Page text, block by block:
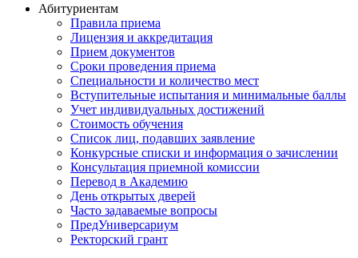
Абитуриентам
Правила приема
Лицензия и аккредитация
Прием документов
Сроки проведения приема
Специальности и количество мест
Вступительные испытания и минимальные баллы
Учет индивидуальных достижений
Стоимость обучения
Список лиц, подавших заявление
Конкурсные списки и информация о зачислении
Консультация приемной комиссии
Перевод в Академию
День открытых дверей
Часто задаваемые вопросы
ПредУниверсариум
Ректорский грант